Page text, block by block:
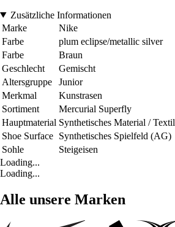
Zusätzliche Informationen
Marke
Nike
Farbe
plum eclipse/metallic silver
Farbe
Braun
Geschlecht
Gemischt
Altersgruppe
Junior
Merkmal
Kunstrasen
Sortiment
Mercurial Superfly
Hauptmaterial Synthetisches Material / Textil
Shoe Surface Synthetisches Spielfeld (AG)
Sohle
Steigeisen
Loading...
Loading...
Alle unsere Marken